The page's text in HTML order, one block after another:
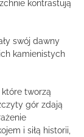
kontrastują
swój dawny
kamienistych
tworzą
gór zdają
i siłą historii,